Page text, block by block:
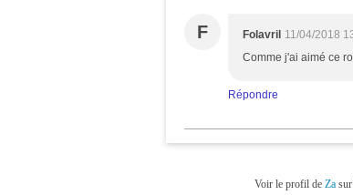
F Folavril 11/04/2018
Comme j'ai aimé ce
Répondre
Voir le profil de Za